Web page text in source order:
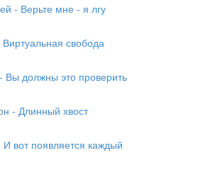
- Верьте мне - я лгу
свобода
Вы должны это проверить
- Длинный хвост
вот появляется каждый